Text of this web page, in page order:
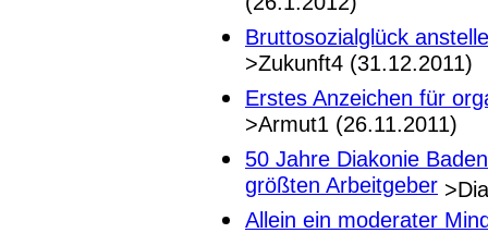
Bruttosozialglück
>Zukunft4 (31.12.2011)
Erstes Anzeichen für
>Armut1 (26.11.2011)
50 Jahre Diakonie
größten Arbeitgeber
Allein ein moderater